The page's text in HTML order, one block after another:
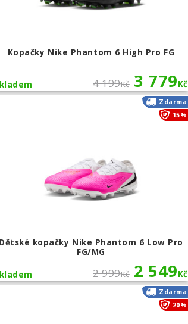
Kopačky Nike Phantom 6 High Pro FG
4 199Kč 3 779Kč
Nike Phantom 6 High Elite AG-Pro
Dětské kopačky Nike Phantom 6 Low Pro
FG/MG
2 999Kč 2 549Kč
Zdarma
15%
Nike Phantom 6 High Academy FG/MGZdarma
20%